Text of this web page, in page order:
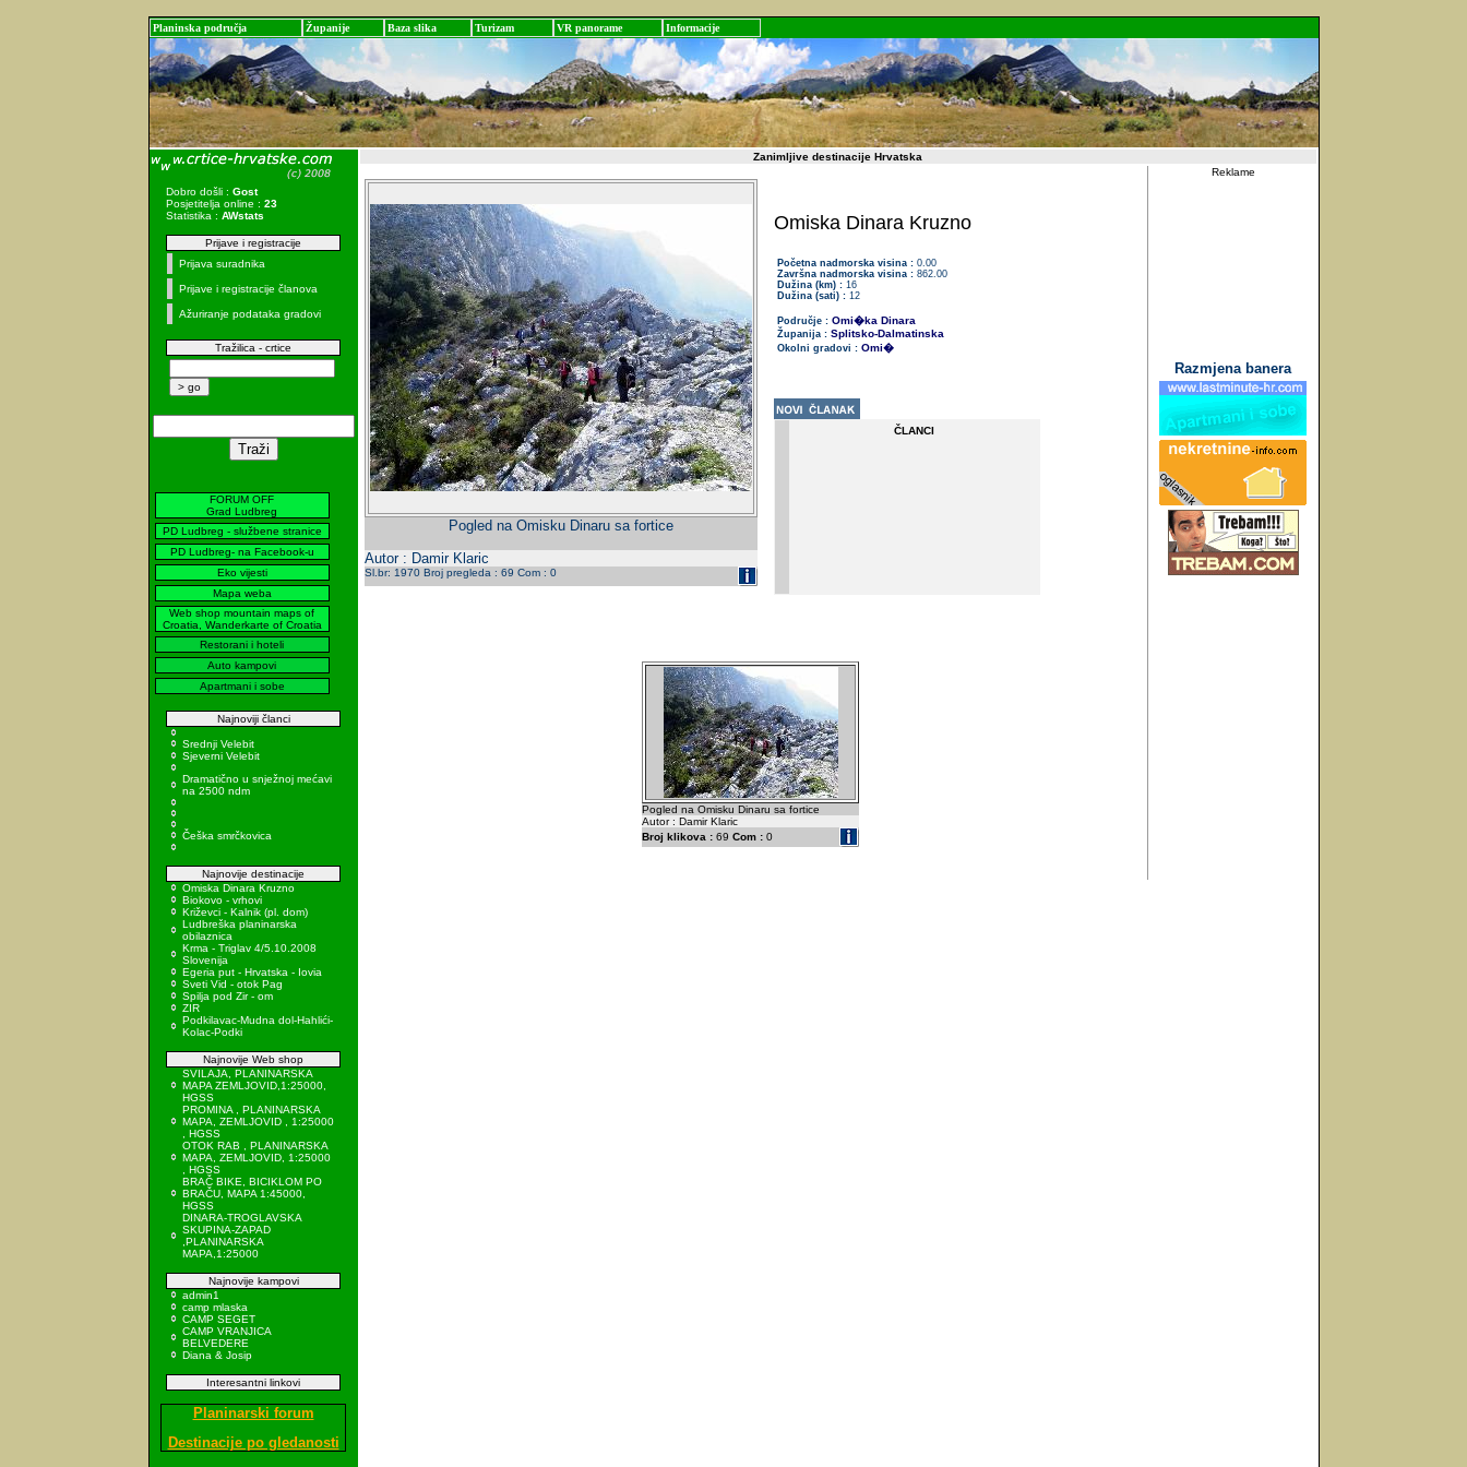
Planinska područja Županije Baza slika Turizam VR panorame Informacije
Dobro došli : Gost
Posjetitelja online : 23
Statistika : AWstats
Prijave i registracije
Prijava suradnika
Prijave i registracije članova
Ažuriranje podataka gradovi
Tražilica - crtice
FORUM OFF
Grad Ludbreg
PD Ludbreg - službene stranice
PD Ludbreg- na Facebook-u
Eko vijesti
Mapa weba
Web shop mountain maps of
Croatia, Wanderkarte of Croatia
Restorani i hoteli
Auto kampovi
Apartmani i sobe
Najnoviji članci
Srednji Velebit
Sjeverni Velebit
Dramatično u snježnoj mećavi
na 2500 ndm
Češka smrčkovica
Najnovije destinacije
Omiska Dinara Kruzno
Biokovo - vrhovi
Križevci - Kalnik (pl. dom)
Ludbreška planinarska
obilaznica
Krma - Triglav 4/5.10.2008
Slovenija
Egeria put - Hrvatska - Iovia
Sveti Vid - otok Pag
Spilja pod Zir - om
ZIR
Podkilavac-Mudna dol-Hahlići-
Kolac-Podki
Najnovije Web shop
SVILAJA, PLANINARSKA
MAPA ZEMLJOVID,1:25000,
HGSS
PROMINA , PLANINARSKA
MAPA, ZEMLJOVID , 1:25000
, HGSS
OTOK RAB , PLANINARSKA
MAPA, ZEMLJOVID, 1:25000
, HGSS
BRAČ BIKE, BICIKLOM PO
BRAČU, MAPA 1:45000,
HGSS
DINARA-TROGLAVSKA
SKUPINA-ZAPAD
,PLANINARSKA
MAPA,1:25000
Najnovije kampovi
admin1
camp mlaska
CAMP SEGET
CAMP VRANJICA
BELVEDERE
Diana & Josip
Interesantni linkovi
Planinarski forum
Destinacije po gledanosti
Zanimljive destinacije Hrvatska
Pogled na Omisku Dinaru sa fortice
Autor : Damir Klaric
Sl.br: 1970 Broj pregleda : 69 Com : 0
Omiska Dinara Kruzno
Početna nadmorska visina :0.00
Završna nadmorska visina :862.00
Dužina (km) :16
Dužina (sati) :12
Područje : Omi�ka Dinara
Županija : Splitsko-Dalmatinska
Okolni gradovi : Omi�
ČLANCI
Pogled na Omisku Dinaru sa fortice
Autor : Damir Klaric
Broj klikova : 69 Com : 0
Reklame
Razmjena banera